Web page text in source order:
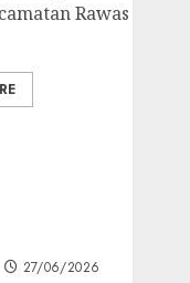
Rawas
27/06/2026